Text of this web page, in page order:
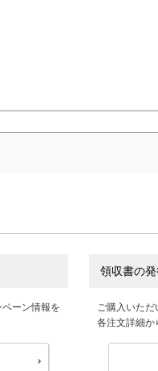
ーン情報を
領収書の
ご購入いた
各注文詳細か